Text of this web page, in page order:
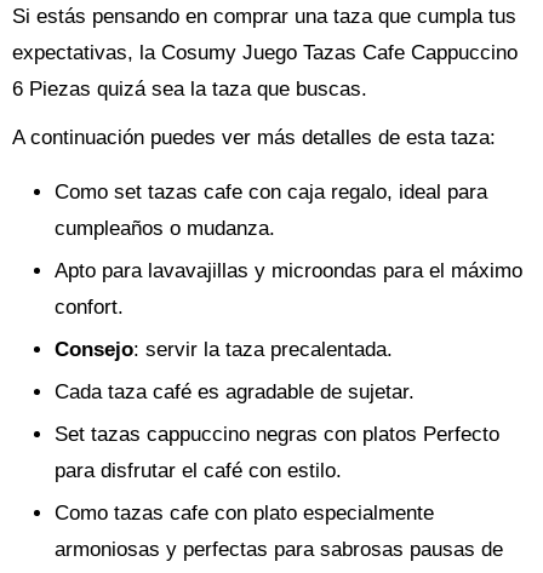
Si estás pensando en comprar una taza que cumpla tus
expectativas, la Cosumy Juego Tazas Cafe Cappuccino
6 Piezas quizá sea la taza que buscas.
A continuación puedes ver más detalles de esta taza:
Como set tazas cafe con caja regalo, ideal para
cumpleaños o mudanza.
Apto para lavavajillas y microondas para el máximo
confort.
Consejo: servir la taza precalentada.
Cada taza café es agradable de sujetar.
Set tazas cappuccino negras con platos Perfecto
para disfrutar el café con estilo.
Como tazas cafe con plato especialmente
armoniosas y perfectas para sabrosas pausas de